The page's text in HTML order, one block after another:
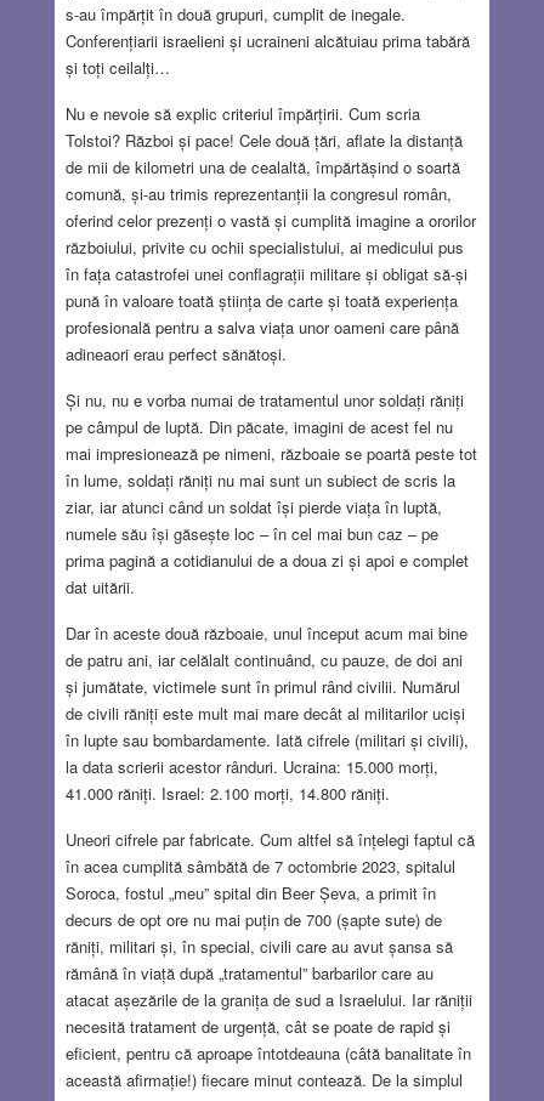
s-au împărțit în două grupuri, cumplit de inegale.
Conferențiarii israelieni și ucraineni alcătuiau prima tabără
și toți ceilalți…
Nu e nevoie să explic criteriul împărțirii. Cum scria
Tolstoi? Război și pace! Cele două țări, aflate la distanță
de mii de kilometri una de cealaltă, împărtășind o soartă
comună, și-au trimis reprezentanții la congresul român,
oferind celor prezenți o vastă și cumplită imagine a ororilor
războiului, privite cu ochii specialistului, ai medicului pus
în fața catastrofei unei conflagrații militare și obligat să-și
pună în valoare toată știința de carte și toată experiența
profesională pentru a salva viața unor oameni care până
adineaori erau perfect sănătoși.
Și nu, nu e vorba numai de tratamentul unor soldați răniți
pe câmpul de luptă. Din păcate, imagini de acest fel nu
mai impresionează pe nimeni, războaie se poartă peste tot
în lume, soldați răniți nu mai sunt un subiect de scris la
ziar, iar atunci când un soldat își pierde viața în luptă,
numele său își găsește loc – în cel mai bun caz – pe
prima pagină a cotidianului de a doua zi și apoi e complet
dat uitării.
Dar în aceste două războaie, unul început acum mai bine
de patru ani, iar celălalt continuând, cu pauze, de doi ani
și jumătate, victimele sunt în primul rând civilii. Numărul
de civili răniți este mult mai mare decât al militarilor uciși
în lupte sau bombardamente. Iată cifrele (militari și civili),
la data scrierii acestor rânduri. Ucraina: 15.000 morți,
41.000 răniți. Israel: 2.100 morți, 14.800 răniți.
Uneori cifrele par fabricate. Cum altfel să înțelegi faptul că
în acea cumplită sâmbătă de 7 octombrie 2023, spitalul
Soroca, fostul „meu” spital din Beer Șeva, a primit în
decurs de opt ore nu mai puțin de 700 (șapte sute) de
răniți, militari și, în special, civili care au avut șansa să
rămână în viață după „tratamentul” barbarilor care au
atacat așezările de la granița de sud a Israelului. Iar răniții
necesită tratament de urgență, cât se poate de rapid și
eficient, pentru că aproape întotdeauna (câtă banalitate în
această afirmație!) fiecare minut contează. De la simplul